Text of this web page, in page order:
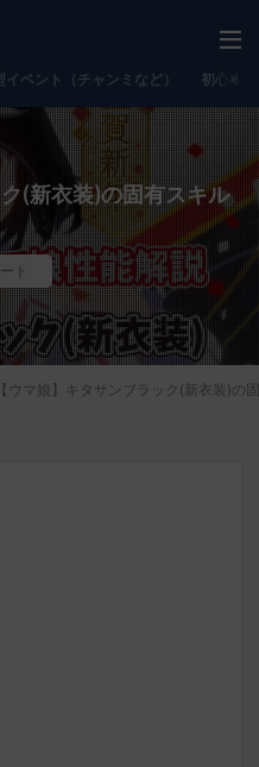
イベント（チャンミなど） 初心者
(新衣装)の固有スキル
ト
【ウマ娘】キタサンブラック(新衣装)の